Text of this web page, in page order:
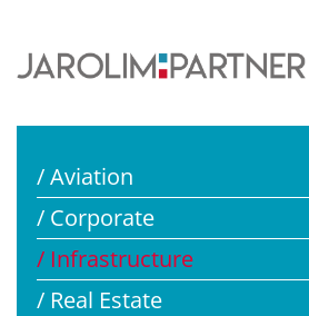
/ Aviation
/ Corporate
/ Infrastructure
/ Real Estate